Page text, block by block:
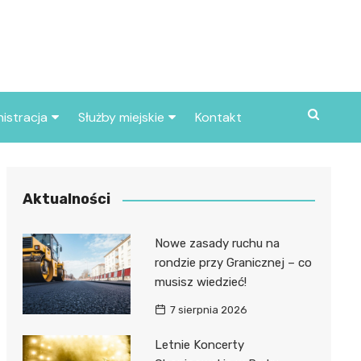
miasta
Służby miejskie
Policja
Kontakt
Aktualności
Nowe zasady ruchu na
rondzie przy Granicznej – co
musisz wiedzieć!
7 sierpnia 2026
Letnie Koncerty